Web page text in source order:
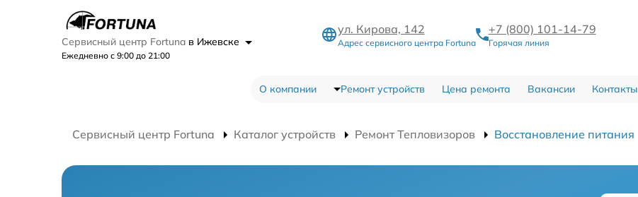
Сервисный центр Fortuna в Ижевске
Ежедневно с 9:00 до 21:00
ул. Кирова, 142
Адрес сервисного центра Fortuna
+7 (800) 101-14-79
Горячая линия
О компании Ремонт устройств Цена ремонта Вакансии Контакты
Сервисный центр Fortuna Каталог устройств Ремонт Тепловизоров Восстановление питания